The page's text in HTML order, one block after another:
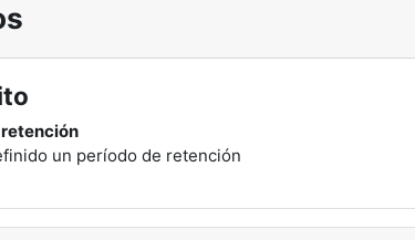
un período de retención